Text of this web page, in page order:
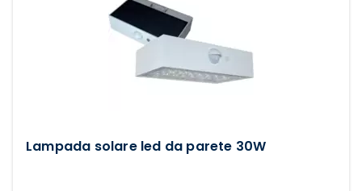
Lampada solare led da parete 30W